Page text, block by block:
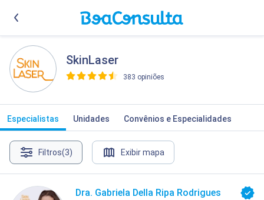
SkinLaser
383 opiniões
Especialistas Unidades Convênios e Especialidades
Filtros(3) Exibir mapa
Dra. Gabriela Della Ripa Rodrigues